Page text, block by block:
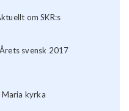
om SKR:s
svensk 2017
kyrka